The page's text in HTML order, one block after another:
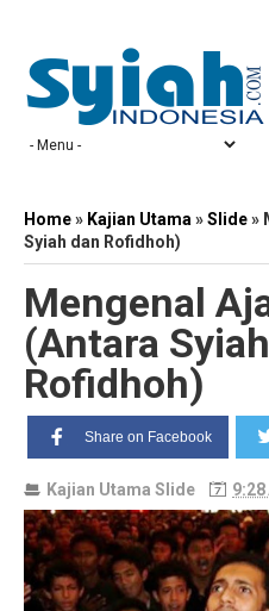
Home» Kajian Utama »Slide»
Syiah dan Rofidhoh)
Mengenal
(Antara
Rofidhoh)
Share on Facebook
Kajian Utama Slide 9:28